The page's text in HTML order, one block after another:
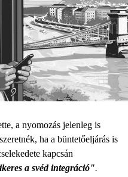
a nyomozás jelenleg is
ha a büntetőeljárás is
kapcsán
a svéd integráció".